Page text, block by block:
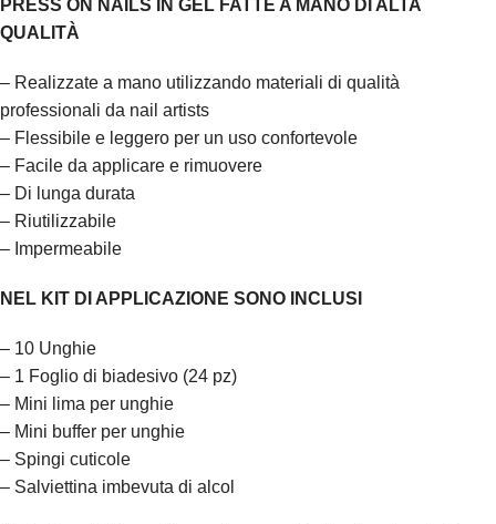
PRESS ON NAILS IN GEL FATTE A MANO DI ALTA
QUALITÀ
– Realizzate a mano utilizzando materiali di qualità
professionali da nail artists
– Flessibile e leggero per un uso confortevole
– Facile da applicare e rimuovere
– Di lunga durata
– Riutilizzabile
– Impermeabile
NEL KIT DI APPLICAZIONE SONO INCLUSI
– 10 Unghie
– 1 Foglio di biadesivo (24 pz)
– Mini lima per unghie
– Mini buffer per unghie
– Spingi cuticole
– Salviettina imbevuta di alcol